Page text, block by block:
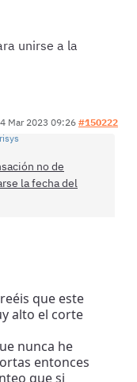
unirse a la
Mar 2023 09:26 #150222
no de
la fecha del
que este
alto el corte
nunca he
entonces
que si